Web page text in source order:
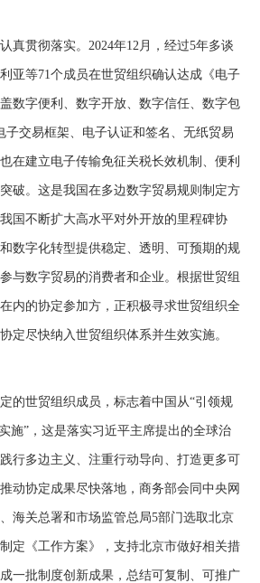
贯彻落实。2024年12月，经过5年多谈
亚等71个成员在世贸组织确认达成《电子
数字便利、数字开放、数字信任、数字包
子交易框架、电子认证和签名、无纸贸易
在建立电子传输免征关税长效机制、便利
破。这是我国在多边数字贸易规则制定方
国不断扩大高水平对外开放的里程碑协
数字化转型提供稳定、透明、可预期的规
与数字贸易的消费者和企业。根据世贸组
内的协定参加方，正积极寻求世贸组织全
定尽快纳入世贸组织体系并生效实施。
世贸组织成员，标志着中国从“引领规
施”，这是落实习近平主席提出的全球治
行多边主义、注重行动导向、打造更多可
动协定成果尽快落地，商务部会同中央网
海关总署和市场监管总局5部门选取北京
定《工作方案》，支持北京市做好相关措
一批制度创新成果，总结可复制、可推广